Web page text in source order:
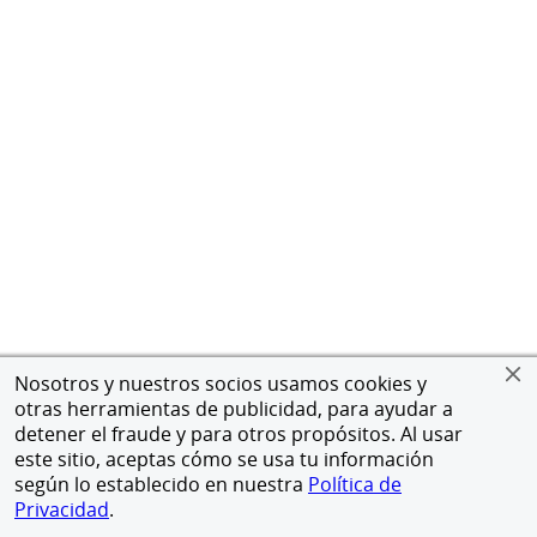
Nosotros y nuestros socios usamos cookies y
otras herramientas de publicidad, para ayudar a
detener el fraude y para otros propósitos. Al usar
este sitio, aceptas cómo se usa tu información
según lo establecido en nuestra Política de
Privacidad.